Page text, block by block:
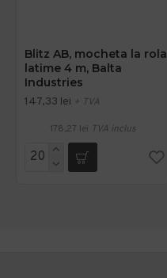
Blitz AB, mocheta la rola
latime 4 m, Balta
Industries
147,33 lei + TVA
178,27 lei TVA inclus